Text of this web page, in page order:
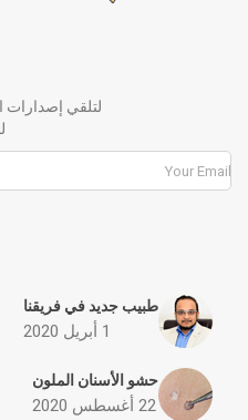
لتلقي إصدارات
طبيب جديد في فريقنا
1 أبريل 2020
حشو الأسنان الملون
22 أغسطس 2020